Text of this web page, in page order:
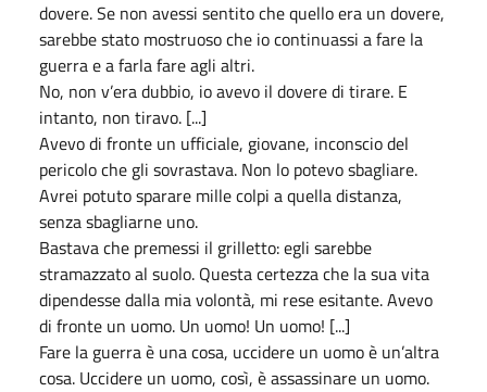
dovere. Se non avessi sentito che quello era un dovere,
sarebbe stato mostruoso che io continuassi a fare la
guerra e a farla fare agli altri.
No, non v’era dubbio, io avevo il dovere di tirare. E
intanto, non tiravo. [...]
Avevo di fronte un ufficiale, giovane, inconscio del
pericolo che gli sovrastava. Non lo potevo sbagliare.
Avrei potuto sparare mille colpi a quella distanza,
senza sbagliarne uno.
Bastava che premessi il grilletto: egli sarebbe
stramazzato al suolo. Questa certezza che la sua vita
dipendesse dalla mia volontà, mi rese esitante. Avevo
di fronte un uomo. Un uomo! Un uomo! [...]
Fare la guerra è una cosa, uccidere un uomo è un’altra
cosa. Uccidere un uomo, così, è assassinare un uomo.